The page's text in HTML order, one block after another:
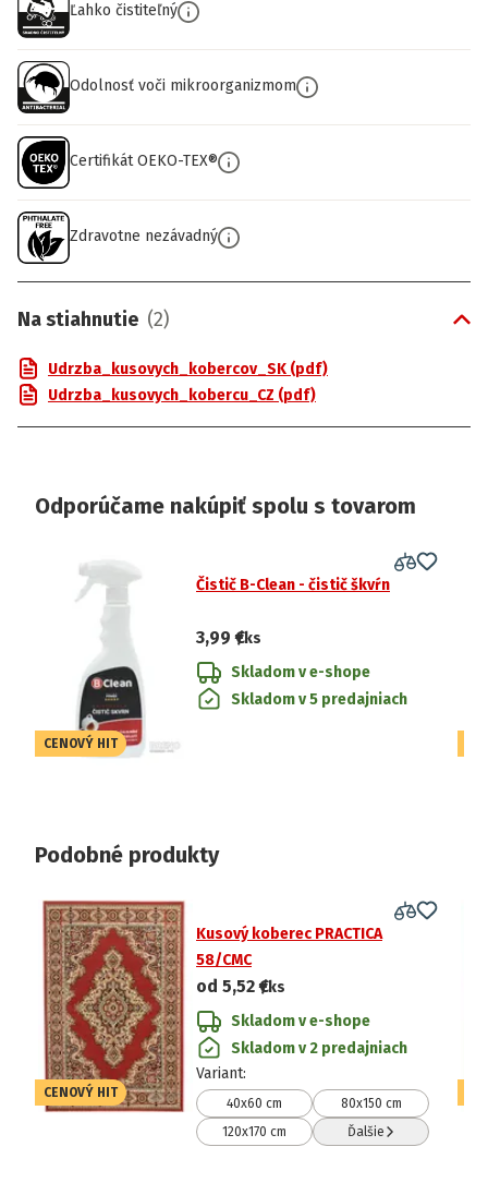
Ľahko čistiteľný
Odolnosť voči mikroorganizmom
Certifikát OEKO-TEX®
Zdravotne nezávadný
Na stiahnutie (2)
Udrzba_kusovych_kobercov_SK (pdf)
Udrzba_kusovych_kobercu_CZ (pdf)
Odporúčame nakúpiť spolu s tovarom
CENOVÝ HIT
Čistič B-Clean - čistič škvŕn
3,99 €/ks
Skladom v e-shope
Skladom v 5 predajniach
Podobné produkty
CENOVÝ HIT
Kusový koberec PRACTICA
58/CMC
od 5,52 €/ks
Skladom v e-shope
Skladom v 2 predajniach
Variant:
40x60 cm
80x150 cm
120x170 cm
Ďalšie